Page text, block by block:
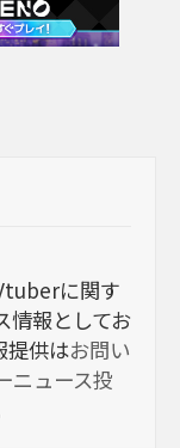
に関す
情報としてお
提供はお問い
ニュース投